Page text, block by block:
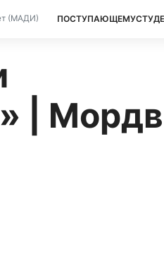
(МАДИ) ПОСТУПАЮЩЕМУ
|